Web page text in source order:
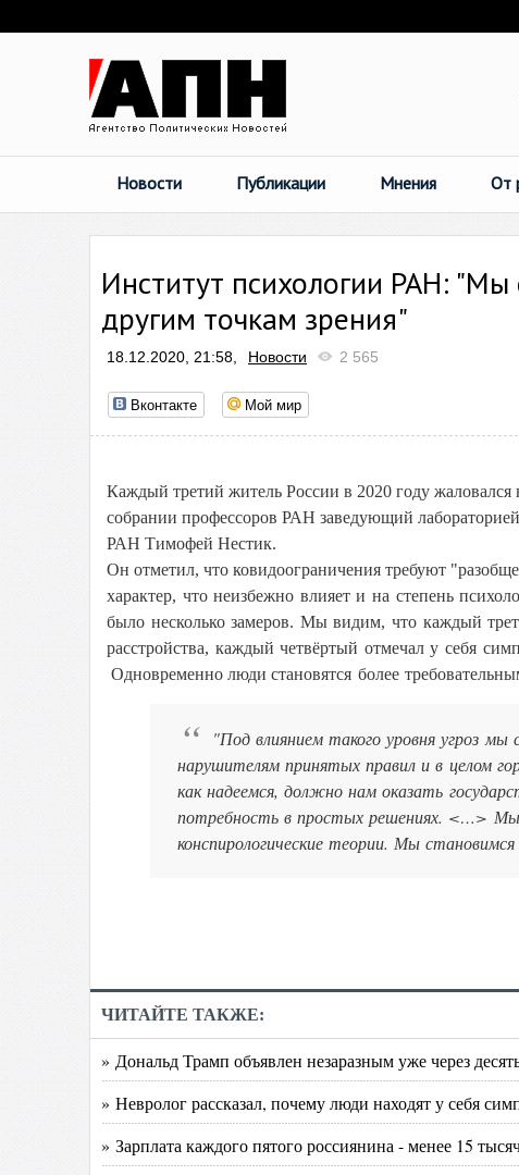
Новости Публикации Мнения От
Институт психологии РАН:
другим точкам зрения"
18.12.2020, 21:58, Новости 2 565
Вконтакте Мой мир
Каждый третий житель России в 2020 году жаловался
собрании профессоров РАН заведующий
РАН Тимофей Нестик.
Он отметил, что ковидоограничения требуют "
характер, что неизбежно влияет и на степень
было несколько замеров. Мы видим, что каждый
расстройства, каждый четвёртый отмечал у себя
Одновременно люди становятся более
"Под влиянием такого уровня угроз
нарушителям принятых правил и в целом
как надеемся, должно нам оказать
потребность в простых решениях. <…>
конспирологические теории. Мы
ЧИТАЙТЕ ТАКЖЕ:
» Дональд Трамп объявлен незаразным уже через
» Невролог рассказал, почему люди находят у себя
» Зарплата каждого пятого россиянина - менее 15